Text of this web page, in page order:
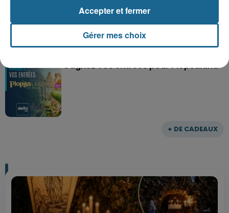
+ DE CADEAUX
Gagnez vos entrées pour le parc
Bagatelle
Gagnez vos entrées pour Plopsaland
Gérer mes choix
Accepter et fermer